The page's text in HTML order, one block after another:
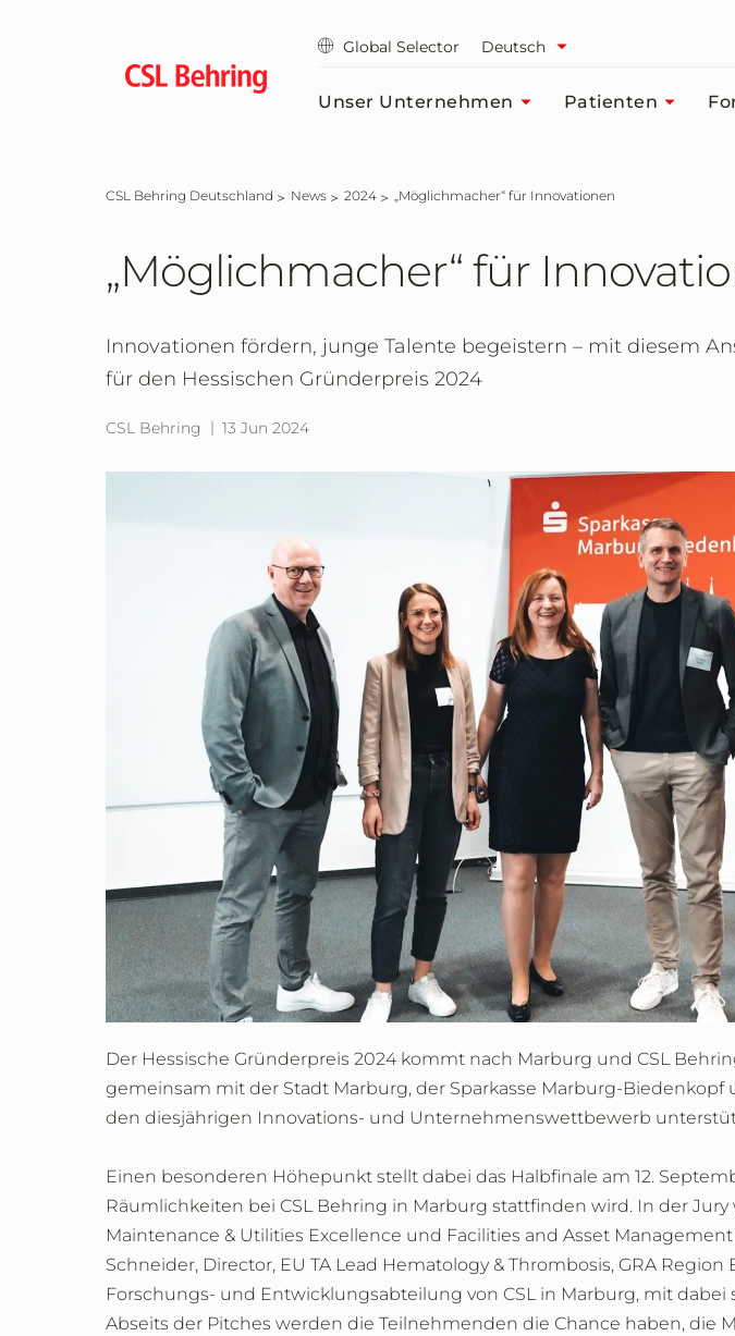
Global Selector Deutsch
Unser Unternehmen Patienten
CSL Behring Deutschland News 2024 „Möglichmacher“ für Innovationen
„Möglichmacher“ für
Innovationen fördern, junge Talente begeistern – mit diesem
für den Hessischen Gründerpreis 2024
CSL Behring 13 Jun 2024
Der Hessische Gründerpreis 2024 kommt nach Marburg und CSL
gemeinsam mit der Stadt Marburg, der Sparkasse Marburg-
den diesjährigen Innovations- und Unternehmenswettbewerb
Einen besonderen Höhepunkt stellt dabei das Halbfinale am 12.
Räumlichkeiten bei CSL Behring in Marburg stattfinden wird. In der
Maintenance & Utilities Excellence und Facilities and Asset
Schneider, Director, EU TA Lead Hematology & Thrombosis, GRA Region
Forschungs- und Entwicklungsabteilung von CSL in Marburg, mit dabei
Abseits der Pitches werden die Teilnehmenden die Chance haben, die